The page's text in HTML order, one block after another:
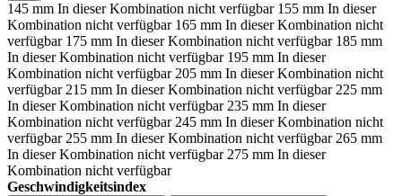
145 mm In dieser Kombination nicht verfügbar 155 mm In dieser
Kombination nicht verfügbar 165 mm In dieser Kombination nicht
verfügbar 175 mm In dieser Kombination nicht verfügbar 185 mm
In dieser Kombination nicht verfügbar 195 mm In dieser
Kombination nicht verfügbar 205 mm In dieser Kombination nicht
verfügbar 215 mm In dieser Kombination nicht verfügbar 225 mm
In dieser Kombination nicht verfügbar 235 mm In dieser
Kombination nicht verfügbar 245 mm In dieser Kombination nicht
verfügbar 255 mm In dieser Kombination nicht verfügbar 265 mm
In dieser Kombination nicht verfügbar 275 mm In dieser
Kombination nicht verfügbar
Geschwindigkeitsindex